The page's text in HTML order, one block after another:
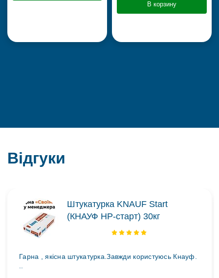
В корзину
Відгуки
Штукатурка KNAUF Start
(КНАУФ НР-старт) 30кг
Гарна , якісна штукатурка.Завжди користуюсь Кнауф.
..